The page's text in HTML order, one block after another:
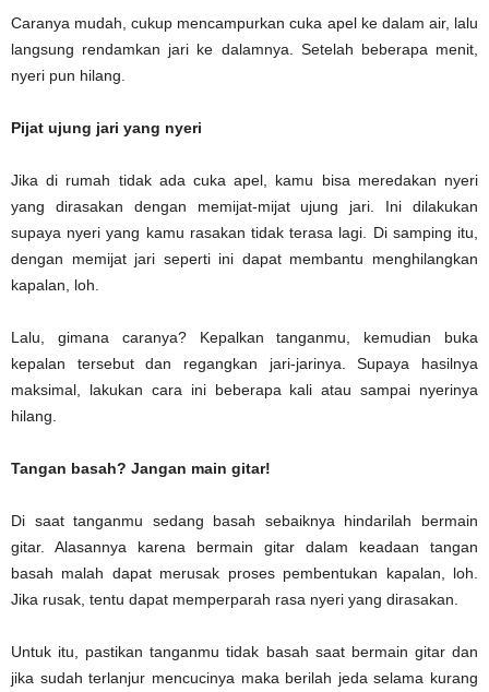
Caranya mudah, cukup mencampurkan cuka apel ke dalam air, lalu
langsung rendamkan jari ke dalamnya. Setelah beberapa menit,
nyeri pun hilang.
Pijat ujung jari yang nyeri
Jika di rumah tidak ada cuka apel, kamu bisa meredakan nyeri
yang dirasakan dengan memijat-mijat ujung jari. Ini dilakukan
supaya nyeri yang kamu rasakan tidak terasa lagi. Di samping itu,
dengan memijat jari seperti ini dapat membantu menghilangkan
kapalan, loh.
Lalu, gimana caranya? Kepalkan tanganmu, kemudian buka
kepalan tersebut dan regangkan jari-jarinya. Supaya hasilnya
maksimal, lakukan cara ini beberapa kali atau sampai nyerinya
hilang.
Tangan basah? Jangan main gitar!
Di saat tanganmu sedang basah sebaiknya hindarilah bermain
gitar. Alasannya karena bermain gitar dalam keadaan tangan
basah malah dapat merusak proses pembentukan kapalan, loh.
Jika rusak, tentu dapat memperparah rasa nyeri yang dirasakan.
Untuk itu, pastikan tanganmu tidak basah saat bermain gitar dan
jika sudah terlanjur mencucinya maka berilah jeda selama kurang